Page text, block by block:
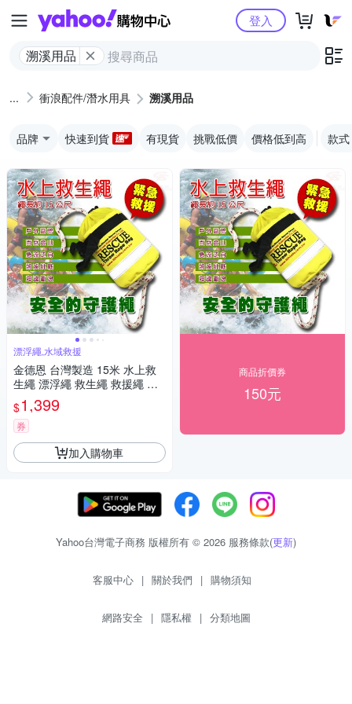
Yahoo購物中心
溯溪用品
登入
衝浪配件/潛水用具 溯溪用品
品牌 快速到貨 有現貨 挑戰低價 價格低到高 款式
漂浮繩,水域救援
金德恩 台灣製造 15米 水上救
生繩 漂浮繩 救生繩 救援繩 浮
水繩 求生繩 拋繩器 水上救生繩
救生 救援
$1,399
券
加入購物車
商品折價券
150元
Yahoo台灣電子商務 版權所有 © 2026 服務條款(更新)
客服中心 | 關於我們 | 購物須知
網路安全 | 隱私權 | 分類地圖